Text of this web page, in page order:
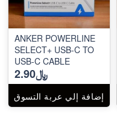
ANKER POWERLINE
SELECT+ USB-C TO
USB-C CABLE
﷼2.90
إضافة إلي عربة التسوق